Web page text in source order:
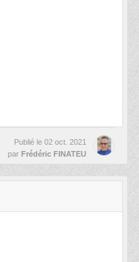
Publié le 02 oct. 2021
par Frédéric FINATEU